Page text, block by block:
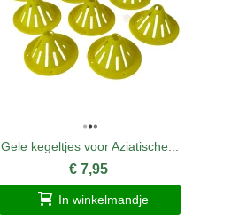
Gele kegeltjes voor Aziatische...
€ 7,95
In winkelmandje